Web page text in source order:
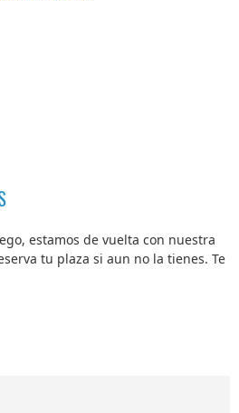
estamos de vuelta con nuestra
tu plaza si aun no la tienes. Te